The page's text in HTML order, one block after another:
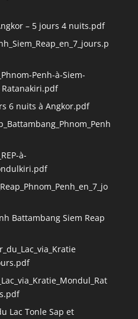
– 5 jours 4 nuits.pdf
Penh-à-Siem-
Ratanakiri.pdf
6 nuits à Angkor.pdf
à-
Battambang Siem Reap
Lac Tonle Sap et